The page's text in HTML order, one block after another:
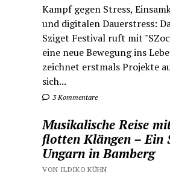
Kampf gegen Stress,
und digitalen Dauerstress:
Sziget Festival ruft mit
eine neue Bewegung ins
zeichnet erstmals Projekte
sich...
3 Kommentare
Musikalische Reise
flotten Klängen – Ein
Ungarn in Bamberg
VON ILDIKO KÜHN